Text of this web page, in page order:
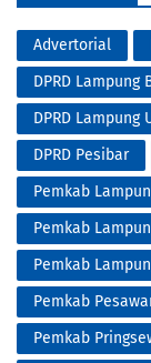
Advertorial
DPRD Lampung
DPRD Lampung
DPRD Pesibar
Pemkab
Pemkab
Pemkab
Pemkab
Pemkab